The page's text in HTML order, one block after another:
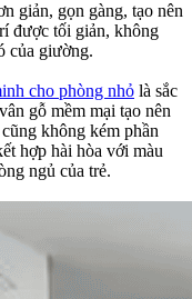
giản, gọn gàng, tạo nên
được tối giản, không
của giường.
cho phòng nhỏ là sắc
gỗ mềm mại tạo nên
không kém phần
hợp hài hòa với màu
ngủ của trẻ.